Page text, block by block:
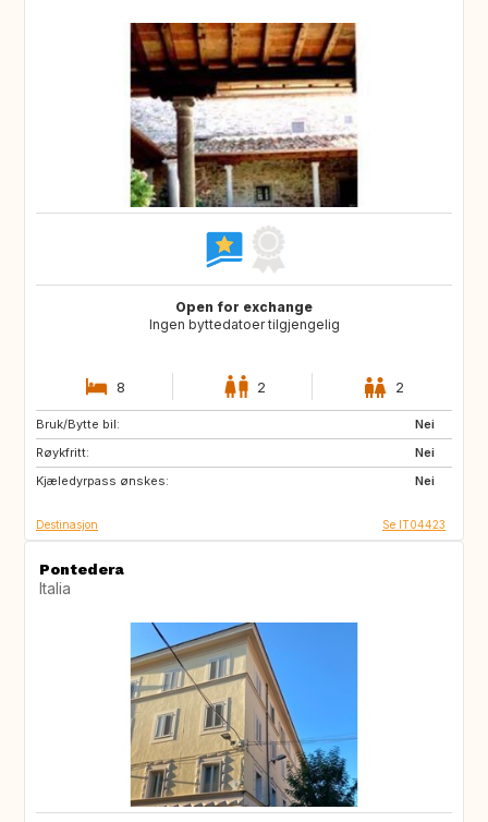
Open for exchange
Ingen byttedatoer tilgjengelig
8 2 2
Bruk/Bytte bil:
Nei
Røykfritt:
Nei
Kjæledyrpass ønskes:
Nei
AU
GB
ES
Destinasjon Se IT04423
Pontedera
Italia